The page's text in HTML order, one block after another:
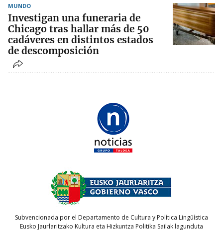
MUNDO
Investigan una funeraria de
Chicago tras hallar más de 50
cadáveres en distintos estados
de descomposición
Subvencionada por el Departamento de Cultura y Política Lingüística
Eusko Jaurlaritzako Kultura eta Hizkuntza Politika Sailak lagunduta